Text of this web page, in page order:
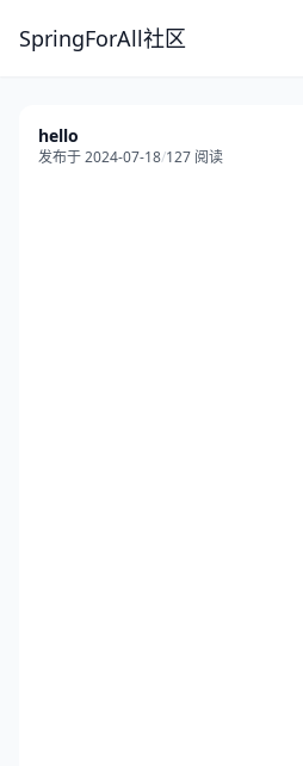
SpringForAll社区
hello
发布于 2024-07-18/127 阅读